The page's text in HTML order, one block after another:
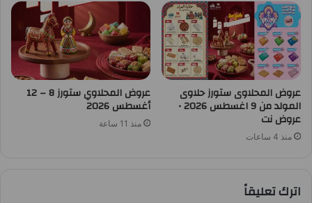
عروض المحلاوى ستورز حلاوى
المولد من 9 اغسطس 2026 •
عروض نت
منذ 4 ساعات
عروض المحلاوي ستورز 8 – 12
أغسطس 2026
منذ 11 ساعة
اترك تعليقاً